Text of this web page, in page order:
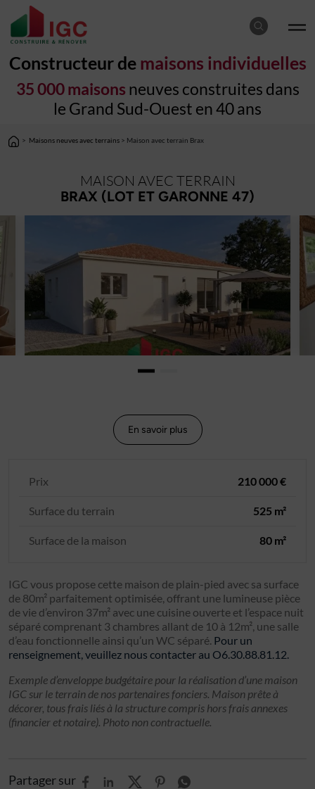
Constructeur de maisons individuelles
35 000 maisons neuves construites dans
le Grand Sud-Ouest en 40 ans
> Maisons neuves avec terrains > Maison avec terrain Brax
MAISON AVEC TERRAIN
BRAX (LOT ET GARONNE 47)
En savoir plus
Prix 210 000 €
Surface du terrain 525 m²
Surface de la maison 80 m²
IGC vous propose cette maison de plain-pied avec sa surface
de 80m² parfaitement optimisée, offrant une lumineuse pièce
de vie d’environ 37m² avec une cuisine ouverte et l’espace nuit
séparé comprenant 3 chambres allant de 10 à 12m², une salle
d’eau fonctionnelle ainsi qu’un WC séparé. Pour un
renseignement, veuillez nous contacter au O6.30.88.81.12.
Exemple d’enveloppe budgétaire pour la réalisation d’une maison
IGC sur le terrain de nos partenaires fonciers. Maison prête à
décorer, tous frais liés à la structure compris hors frais annexes
(financier et notaire). Photo non contractuelle.
Partager sur